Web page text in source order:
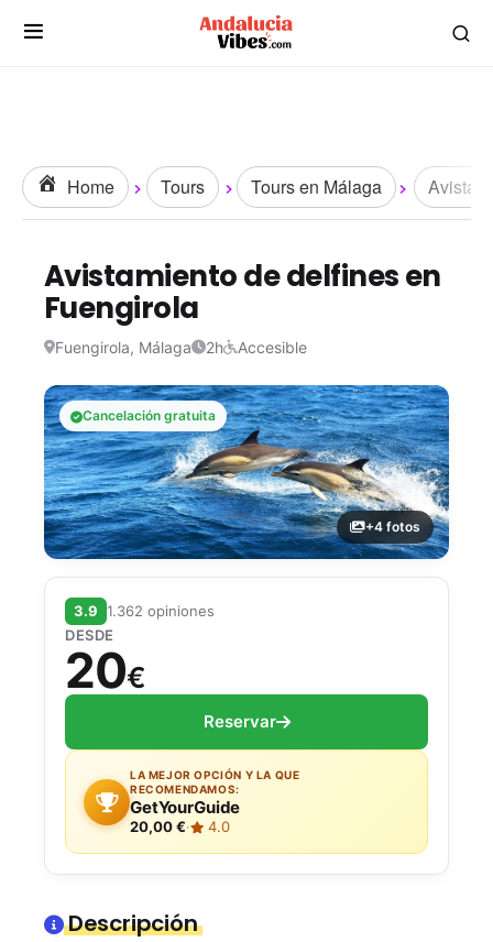
Home Tours Tours en Málaga
Avistamiento de delfines en
Fuengirola
Fuengirola, Málaga 2h Accesible
Cancelación gratuita
+4 fotos
3.9 1.362 opiniones
DESDE
20€
Reservar
LA MEJOR OPCIÓN Y LA QUE
RECOMENDAMOS:
GetYourGuide
20,00 €· 4.0
Descripción